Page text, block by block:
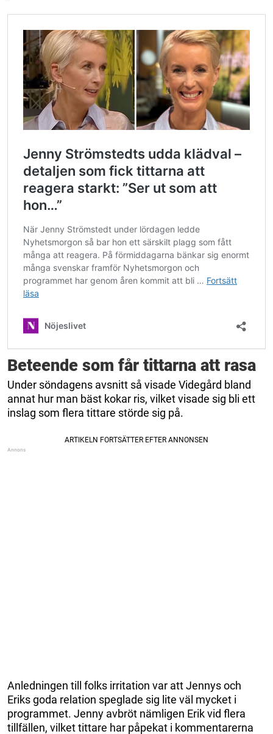
Beteende som får tittarna att rasa
Under söndagens avsnitt så visade Videgård bland
annat hur man bäst kokar ris, vilket visade sig bli ett
inslag som flera tittare störde sig på.
Anledningen till folks irritation var att Jennys och
Eriks goda relation speglade sig lite väl mycket i
programmet. Jenny avbröt nämligen Erik vid flera
tillfällen, vilket tittare har påpekat i kommentarerna